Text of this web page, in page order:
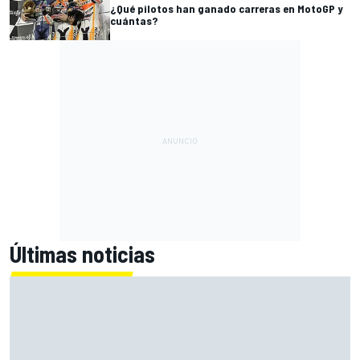
¿Qué pilotos han ganado carreras en MotoGP y
cuántas?
Últimas noticias